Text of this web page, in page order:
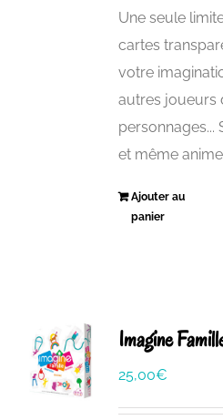
Une seule
cartes
votre
autres joueurs
personnages...
et même
Ajouter au
panier
Imagine
25,00€